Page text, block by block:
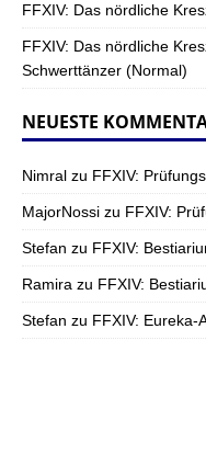
FFXIV: Das nördliche
FFXIV: Das nördliche
Schwerttänzer (Normal)
NEUESTE
Nimral zu FFXIV:
MajorNossi zu FFXIV:
Stefan zu FFXIV:
Ramira zu FFXIV:
Stefan zu FFXIV: Eureka-